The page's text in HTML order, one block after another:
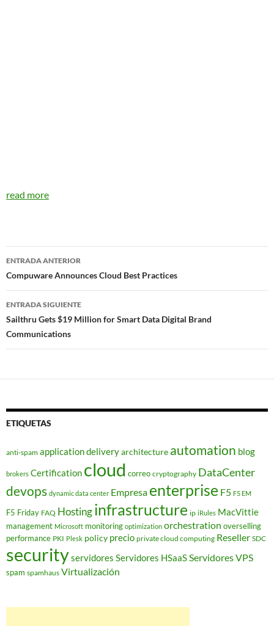
read more
Navegador
de
entradas
ENTRADA ANTERIOR
Compuware Announces Cloud Best Practices
ENTRADA SIGUIENTE
Sailthru Gets $19 Million for Smart Data Digital Brand
Communications
ETIQUETAS
anti-spam application deliveryarchitecture automation blog
brokers Certification cloud correo cryptography DataCenter
devops dynamic data center Empresa enterprise F5 F5 EM
F5 Friday FAQ Hostinginfrastructure ip iRules MacVittie
management Microsoft monitoring optimization orchestration overselling
performance PKI Plesk policy precio private cloud computing Reseller SDC
securityservidores Servidores HSaaSServidores VPS
spam spamhaus Virtualización